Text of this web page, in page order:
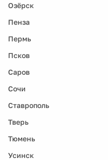
Озёрск
Пенза
Пермь
Псков
Саров
Сочи
Ставрополь
Тверь
Тюмень
Усинск